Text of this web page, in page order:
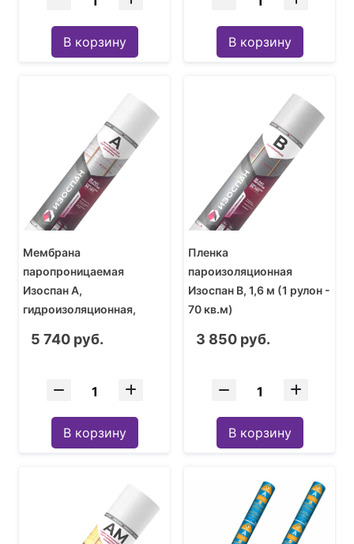
В корзину В корзину
Мембрана
паропроницаемая
Изоспан А,
гидроизоляционная,
рулон - 70 кв.м)
5 740 руб.
В корзину
Пленка
пароизоляционная
Изоспан В, 1,6 м (1 рулон -
70 кв.м)
3 850 руб.
В корзину